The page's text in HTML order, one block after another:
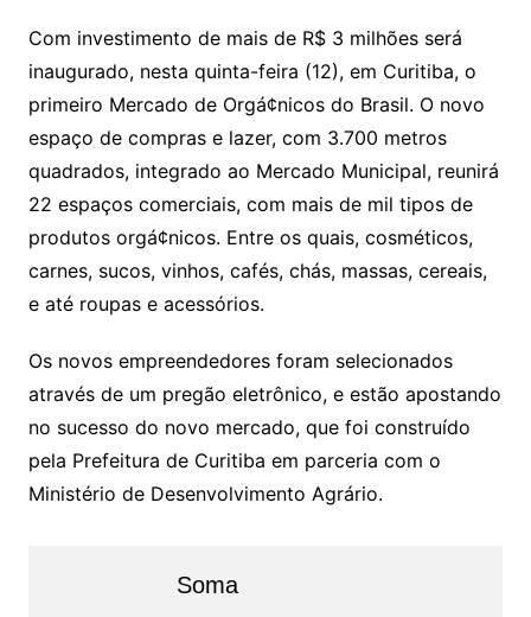
Com investimento de mais de R$ 3 milhões será
inaugurado, nesta quinta-feira (12), em Curitiba, o
primeiro Mercado de Orgá¢nicos do Brasil. O novo
espaço de compras e lazer, com 3.700 metros
quadrados, integrado ao Mercado Municipal, reunirá
22 espaços comerciais, com mais de mil tipos de
produtos orgá¢nicos. Entre os quais, cosméticos,
carnes, sucos, vinhos, cafés, chás, massas, cereais,
e até roupas e acessórios.
Os novos empreendedores foram selecionados
através de um pregão eletrônico, e estão apostando
no sucesso do novo mercado, que foi construído
pela Prefeitura de Curitiba em parceria com o
Ministério de Desenvolvimento Agrário.
Soma